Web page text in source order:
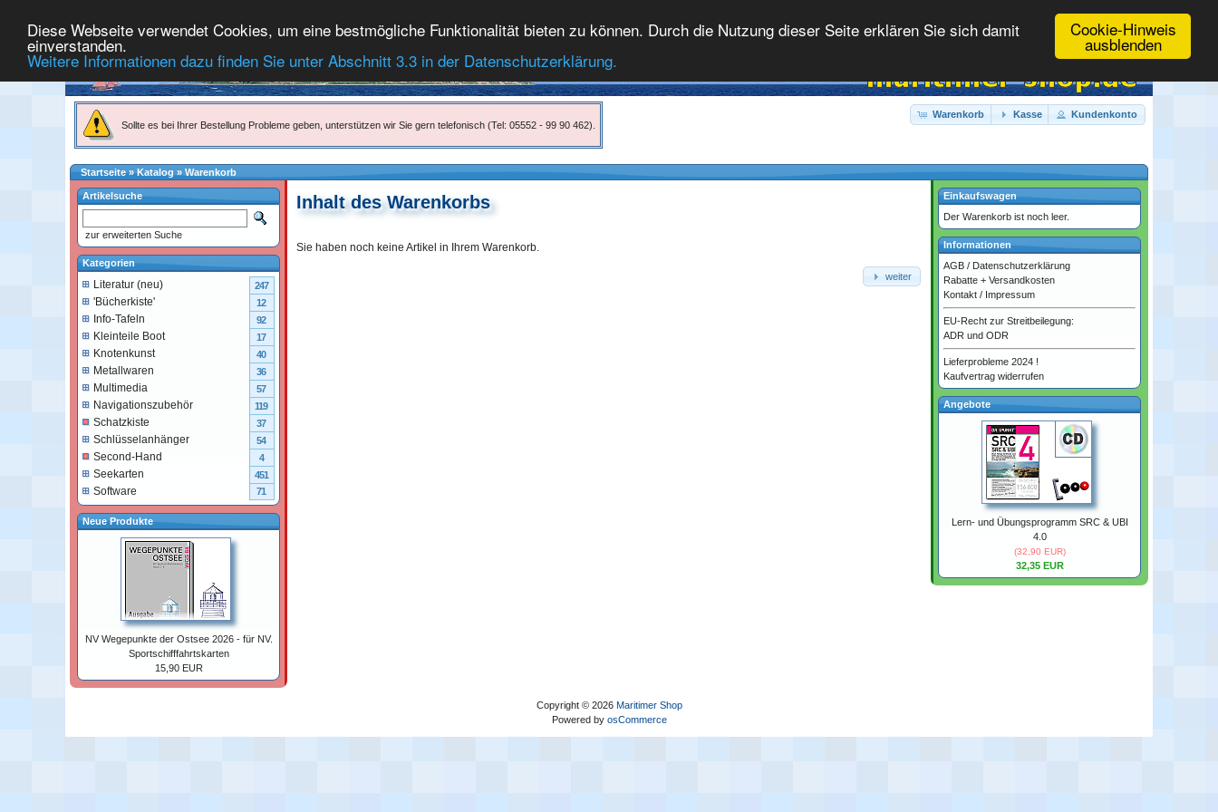
Cookie-Hinweis
ausblenden
Diese Webseite verwendet Cookies, um eine bestmögliche Funktionalität bieten zu können. Durch die Nutzung dieser Seite erklären Sie sich damit
einverstanden.
Weitere Informationen dazu finden Sie unter Abschnitt 3.3 in der Datenschutzerklärung.
Sollte es bei Ihrer Bestellung Probleme geben, unterstützen wir Sie gern telefonisch (Tel: 05552 - 99 90 462).
Warenkorb Kasse Kundenkonto
Startseite»Katalog » Warenkorb
Inhalt des Warenkorbs
Sie haben noch keine Artikel in Ihrem Warenkorb.
weiter
Artikelsuche
zur erweiterten Suche
Kategorien
Literatur (neu) 247
'Bücherkiste' 12
Info-Tafeln 92
Kleinteile Boot 17
Knotenkunst 40
Metallwaren 36
Multimedia 57
Navigationszubehör 119
Schatzkiste 37
Schlüsselanhänger 54
Second-Hand 4
Seekarten 451
Software 71
Neue Produkte
NV Wegepunkte der Ostsee 2026 - für NV.
Sportschifffahrtskarten
15,90 EUR
Einkaufswagen
Der Warenkorb ist noch leer.
Informationen
AGB / Datenschutzerklärung
Rabatte + Versandkosten
Kontakt / Impressum
EU-Recht zur Streitbeilegung:
ADR und ODR
Lieferprobleme 2024 !
Kaufvertrag widerrufen
Angebote
Lern- und Übungsprogramm SRC & UBI
4.0
(32,90 EUR)
32,35 EUR
Copyright © 2026 Maritimer Shop
Powered by osCommerce